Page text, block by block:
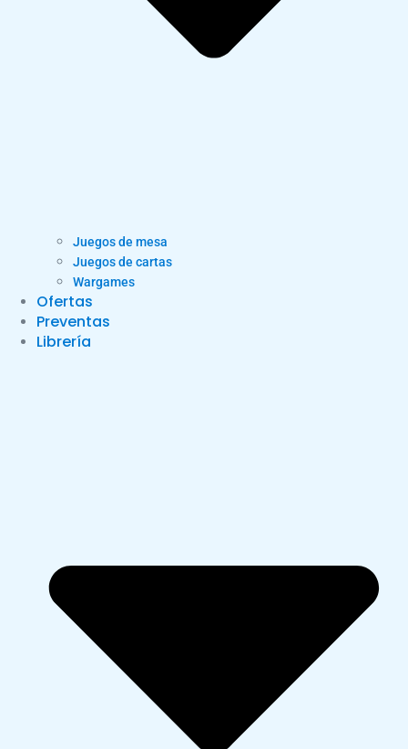
Juegos de mesa
Juegos de cartas
Wargames
Ofertas
Preventas
Librería